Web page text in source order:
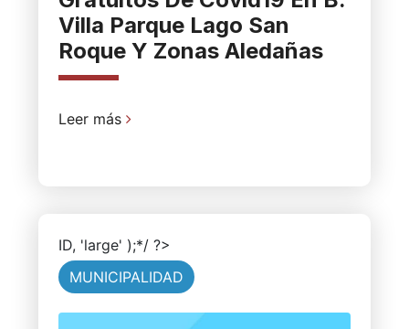
Villa Parque Lago San
Roque Y Zonas Aledañas
Leer más
ID, 'large' );*/ ?>
MUNICIPALIDAD